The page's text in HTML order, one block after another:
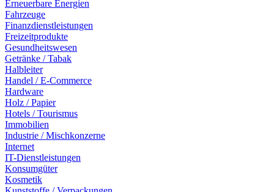
Erneuerbare Energien
Fahrzeuge
Finanzdienstleistungen
Freizeitprodukte
Gesundheitswesen
Getränke / Tabak
Halbleiter
Handel / E-Commerce
Hardware
Holz / Papier
Hotels / Tourismus
Immobilien
Industrie / Mischkonzerne
Internet
IT-Dienstleistungen
Konsumgüter
Kosmetik